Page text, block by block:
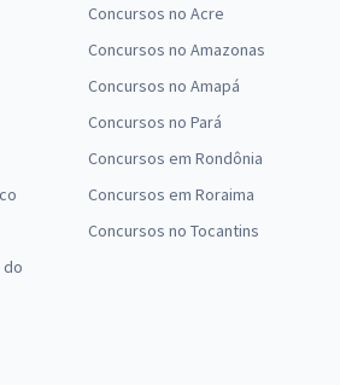
do
Concursos no Acre
Concursos no Amazonas
Concursos no Amapá
Concursos no Pará
Concursos em Rondônia
Concursos em Roraima
Concursos no Tocantins